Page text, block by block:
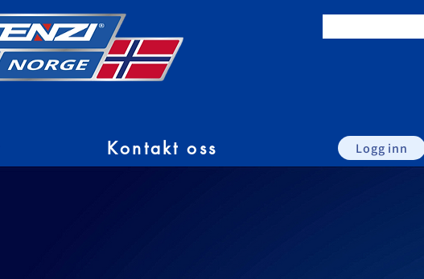
Kontakt oss Logg inn